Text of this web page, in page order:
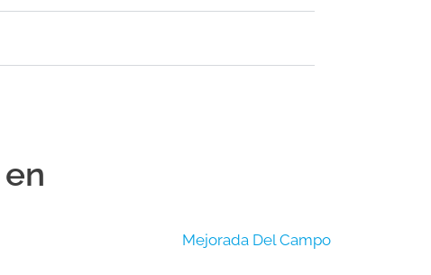
Mejorada Del Campo